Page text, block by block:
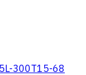
300T15-68